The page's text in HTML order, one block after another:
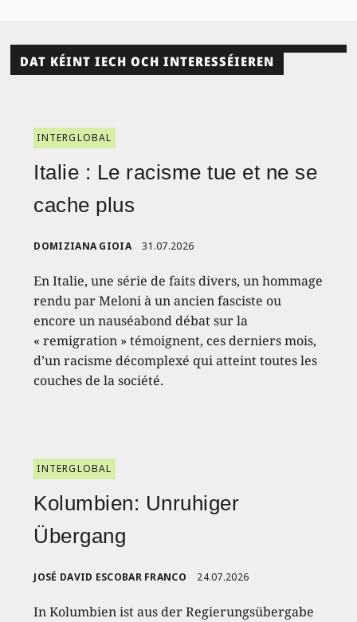
DAT KÉINT IECH OCH INTERESSÉIEREN
INTERGLOBAL
Italie : Le racisme tue et ne se
cache plus
DOMIZIANA GIOIA 31.07.2026
En Italie, une série de faits divers, un hommage
rendu par Meloni à un ancien fasciste ou
encore un nauséabond débat sur la
« remigration » témoignent, ces derniers mois,
d’un racisme décomplexé qui atteint toutes les
couches de la société.
INTERGLOBAL
Kolumbien: Unruhiger
Übergang
JOSÉ DAVID ESCOBAR FRANCO 24.07.2026
In Kolumbien ist aus der Regierungsübergabe